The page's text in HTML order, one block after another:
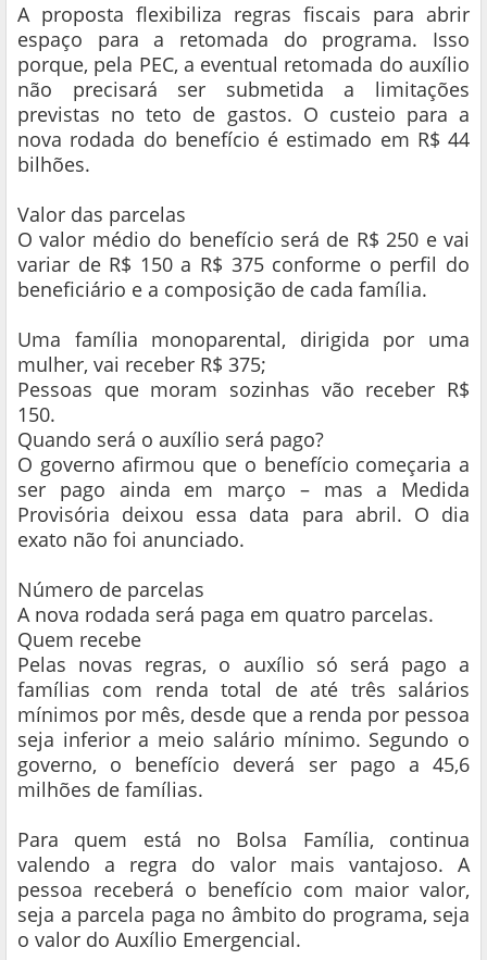
A proposta flexibiliza regras fiscais para abrir
espaço para a retomada do programa. Isso
porque, pela PEC, a eventual retomada do auxílio
não precisará ser submetida a limitações
previstas no teto de gastos. O custeio para a
nova rodada do benefício é estimado em R$ 44
bilhões.
Valor das parcelas
O valor médio do benefício será de R$ 250 e vai
variar de R$ 150 a R$ 375 conforme o perfil do
beneficiário e a composição de cada família.
Uma família monoparental, dirigida por uma
mulher, vai receber R$ 375;
Pessoas que moram sozinhas vão receber R$
150.
Quando será o auxílio será pago?
O governo afirmou que o benefício começaria a
ser pago ainda em março – mas a Medida
Provisória deixou essa data para abril. O dia
exato não foi anunciado.
Número de parcelas
A nova rodada será paga em quatro parcelas.
Quem recebe
Pelas novas regras, o auxílio só será pago a
famílias com renda total de até três salários
mínimos por mês, desde que a renda por pessoa
seja inferior a meio salário mínimo. Segundo o
governo, o benefício deverá ser pago a 45,6
milhões de famílias.
Para quem está no Bolsa Família, continua
valendo a regra do valor mais vantajoso. A
pessoa receberá o benefício com maior valor,
seja a parcela paga no âmbito do programa, seja
o valor do Auxílio Emergencial.